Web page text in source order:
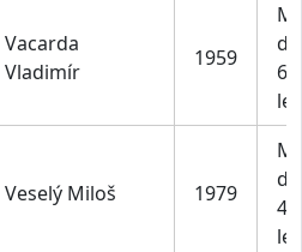
Vacarda
Vladimír
1959
do
69
let
Veselý Miloš 1979
do
49
let